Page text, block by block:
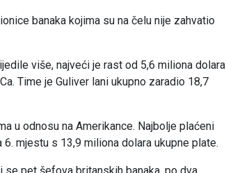
banaka kojima su na čelu nije zahvatio
više, najveći je rast od 5,6 miliona dolara
Time je Guliver lani ukupno zaradio 18,7
u odnosu na Amerikance. Najbolje plaćeni
mjestu s 13,9 miliona dolara ukupne plate.